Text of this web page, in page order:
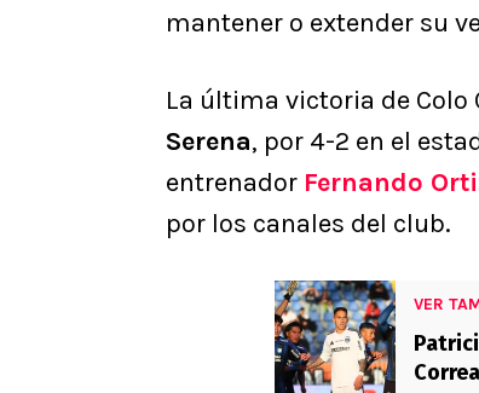
mantener o extender su
La última victoria de Colo
Serena, por 4-2 en el
entrenador Fernando
por los canales del club.
VER